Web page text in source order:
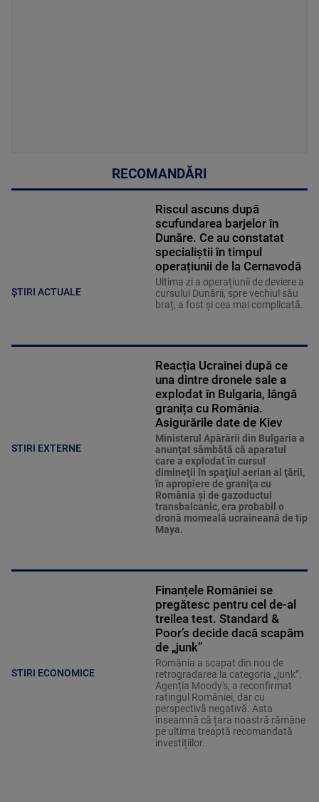
RECOMANDĂRI
ȘTIRI ACTUALE
Riscul ascuns după
scufundarea barjelor în
Dunăre. Ce au constatat
specialiștii în timpul
operațiunii de la Cernavodă
Ultima zi a operațiunii de deviere a
cursului Dunării, spre vechiul său
braț, a fost și cea mai complicată.
STIRI EXTERNE
Reacția Ucrainei după ce
una dintre dronele sale a
explodat în Bulgaria, lângă
granița cu România.
Asigurările date de Kiev
Ministerul Apărării din Bulgaria a
anunţat sâmbătă că aparatul
care a explodat în cursul
dimineţii în spaţiul aerian al ţării,
în apropiere de graniţa cu
România şi de gazoductul
transbalcanic, era probabil o
dronă momeală ucraineană de tip
Maya.
STIRI ECONOMICE
Finanțele României se
pregătesc pentru cel de-al
treilea test. Standard &
Poor’s decide dacă scapăm
de „junk”
România a scapat din nou de
retrogradarea la categoria „junk”.
Agenția Moody's, a reconfirmat
ratingul României, dar cu
perspectivă negativă. Asta
înseamnă că țara noastră rămâne
pe ultima treaptă recomandată
investițiilor.